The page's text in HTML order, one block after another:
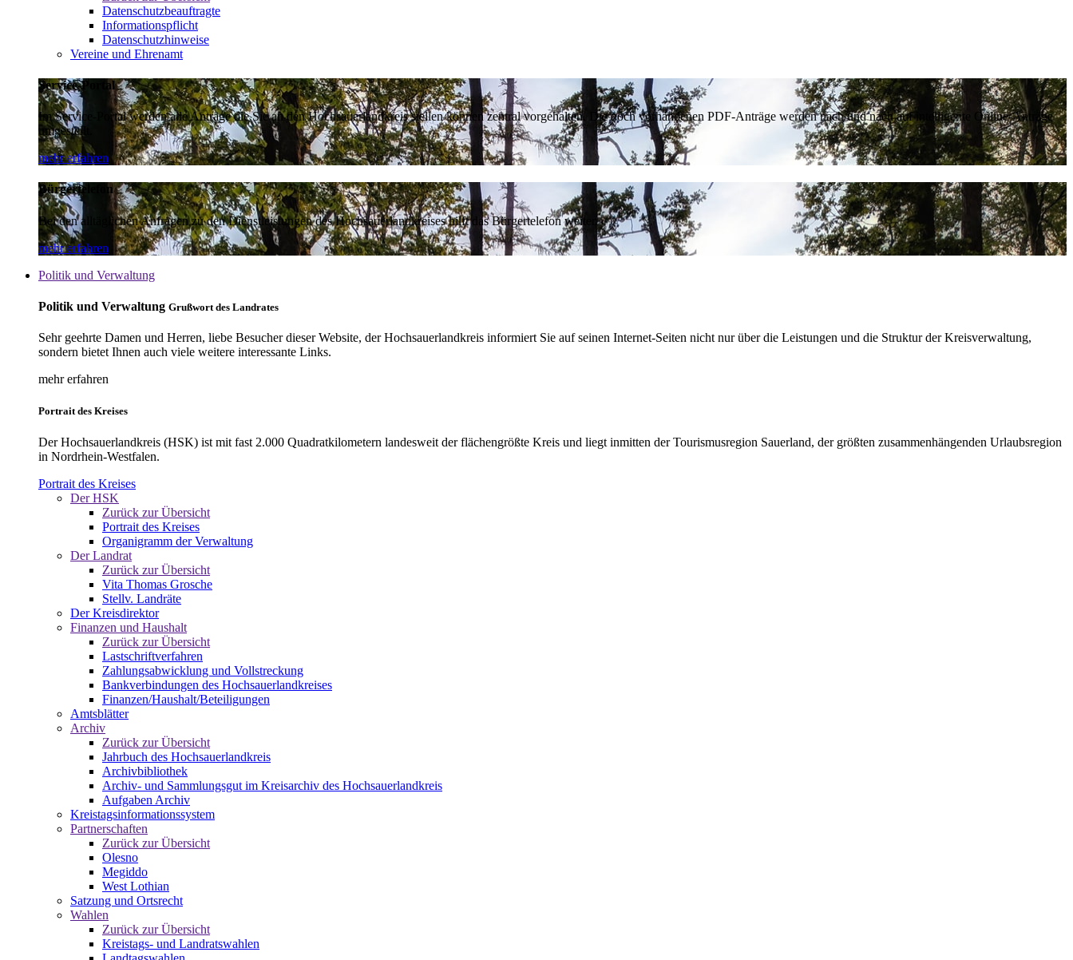
Datenschutzbeauftragte
Informationspflicht
Datenschutzhinweise
Vereine und Ehrenamt
Service-Portal
Im Service-Portal werden alle Anträge die Sie an den Hochsauerlandkreis stellen können zentral vorgehalten. Die noch vorhandenen PDF-Anträge werden nach und nach auf intelligente Online-Anträge
umgestellt.
mehr erfahren
Bürgertelefon
Bei den alltäglichen Anfragen zu den Dienstleistungen des Hochsauerlandkreises hilft das Bürgertelefon weiter.
mehr erfahren
Politik und Verwaltung
Politik und Verwaltung Grußwort des Landrates
Sehr geehrte Damen und Herren, liebe Besucher dieser Website, der Hochsauerlandkreis informiert Sie auf seinen Internet-Seiten nicht nur über die Leistungen und die Struktur der Kreisverwaltung,
sondern bietet Ihnen auch viele weitere interessante Links.
mehr erfahren
Portrait des Kreises
Der Hochsauerlandkreis (HSK) ist mit fast 2.000 Quadratkilometern landesweit der flächengrößte Kreis und liegt inmitten der Tourismusregion Sauerland, der größten zusammenhängenden Urlaubsregion
in Nordrhein-Westfalen.
Portrait des Kreises
Der HSK
Zurück zur Übersicht
Portrait des Kreises
Organigramm der Verwaltung
Der Landrat
Zurück zur Übersicht
Vita Thomas Grosche
Stellv. Landräte
Der Kreisdirektor
Finanzen und Haushalt
Zurück zur Übersicht
Lastschriftverfahren
Zahlungsabwicklung und Vollstreckung
Bankverbindungen des Hochsauerlandkreises
Finanzen/Haushalt/Beteiligungen
Amtsblätter
Archiv
Zurück zur Übersicht
Jahrbuch des Hochsauerlandkreis
Archivbibliothek
Archiv- und Sammlungsgut im Kreisarchiv des Hochsauerlandkreis
Aufgaben Archiv
Kreistagsinformationssystem
Partnerschaften
Zurück zur Übersicht
Olesno
Megiddo
West Lothian
Satzung und Ortsrecht
Wahlen
Zurück zur Übersicht
Kreistags- und Landratswahlen